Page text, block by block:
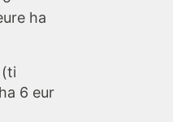
ha
(ti
6 eur